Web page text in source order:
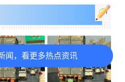
闻，看更多热点资讯